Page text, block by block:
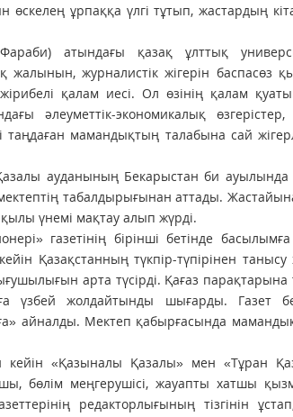
ұрпаққа үлгі тұтып, жастардың
атындағы қазақ ұлттық
жалынын, журналистік жігерін баспасөз
қалам иесі. Ол өзінің қалам
әлеуметтік-экономикалық өзгерістер,
мамандықтың талабына сай
ауданының Бекарыстан би ауылында
табалдырығынан аттады.
үнемі мақтау алып жүрді.
газетінің бірінші бетінде
Қазақстанның түкпір-түпірінен танысу
арта түсірді. Қағаз парақтарына
үзбей жолдайтынды шығарды. Газет
айналды. Мектеп қабырғасында
«Қазыналы Қазалы» мен «Тұран
бөлім меңгерушісі, жауапты хатшы
редакторлығының тізгінін